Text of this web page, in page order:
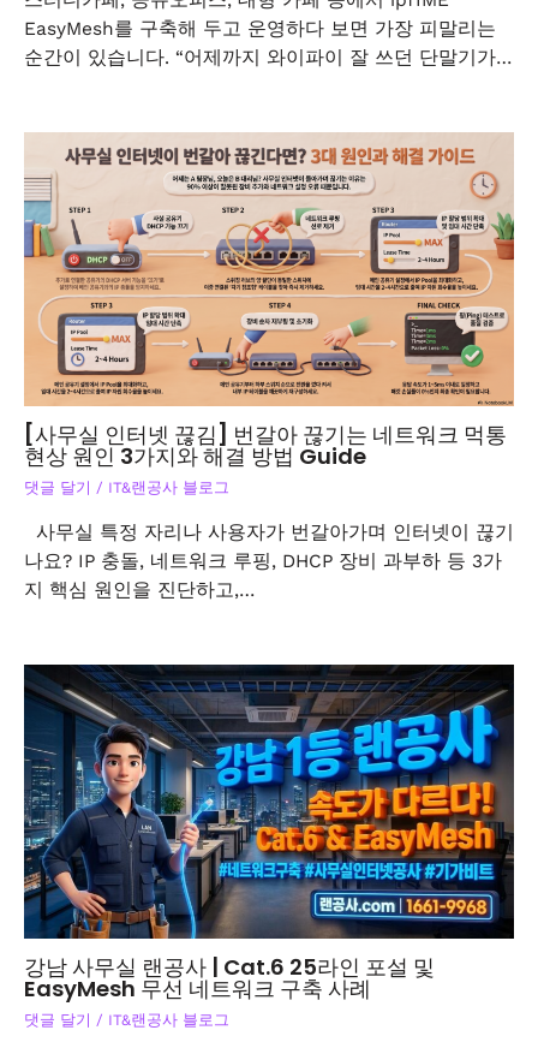
EasyMesh를 구축해 두고 운영하다 보면 가장 피말리는
순간이 있습니다. “어제까지 와이파이 잘 쓰던 단말기가…
[사무실 인터넷 끊김] 번갈아 끊기는 네트워크 먹통
현상 원인 3가지와 해결 방법 Guide
댓글 달기 / IT&랜공사 블로그
사무실 특정 자리나 사용자가 번갈아가며 인터넷이 끊기
나요? IP 충돌, 네트워크 루핑, DHCP 장비 과부하 등 3가
지 핵심 원인을 진단하고,…
강남 사무실 랜공사 | Cat.6 25라인 포설 및
EasyMesh 무선 네트워크 구축 사례
댓글 달기 / IT&랜공사 블로그